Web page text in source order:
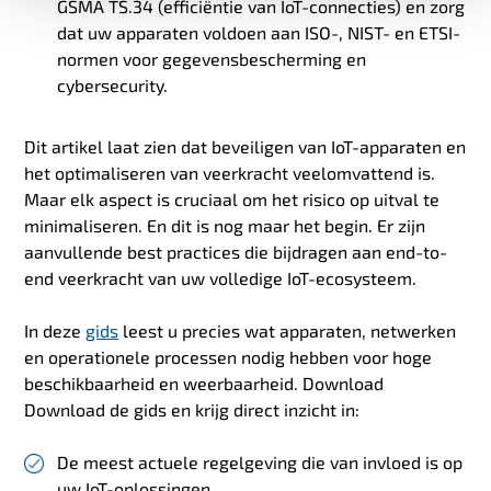
GSMA TS.34 (efficiëntie van IoT-connecties) en zorg
dat uw apparaten voldoen aan ISO-, NIST- en ETSI-
normen voor gegevensbescherming en
cybersecurity.
Dit artikel laat zien dat beveiligen van IoT-apparaten en
het optimaliseren van veerkracht veelomvattend is.
Maar elk aspect is cruciaal om het risico op uitval te
minimaliseren. En dit is nog maar het begin. Er zijn
aanvullende best practices die bijdragen aan end-to-
end veerkracht van uw volledige IoT-ecosysteem.
In deze gids leest u precies wat apparaten, netwerken
en operationele processen nodig hebben voor hoge
beschikbaarheid en weerbaarheid. Download
Download de gids en krijg direct inzicht in:
De meest actuele regelgeving die van invloed is op